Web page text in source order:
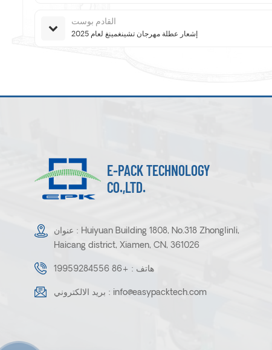
القادم بوست
إشعار عطلة مهرجان تشينغمينغ لعام 2025
E-PACK TECHNOLOGY
CO.,LTD.
عنوان : Huiyuan Building 1808, No.318 Zhonglinli,
Haicang district, Xiamen, CN, 361026
هاتف : +86 19959284556
بريد الالكتروني : info@easypacktech.com